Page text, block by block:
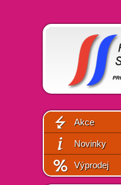
Akce
Novinky
Výprodej